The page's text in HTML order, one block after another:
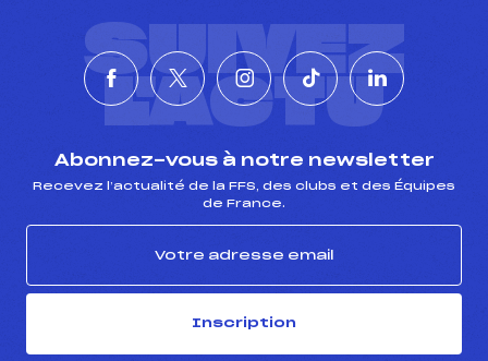
SUIVEZ
L'ACTU
Abonnez-vous à notre newsletter
Recevez l’actualité de la FFS, des clubs et des Équipes
de France.
Inscription